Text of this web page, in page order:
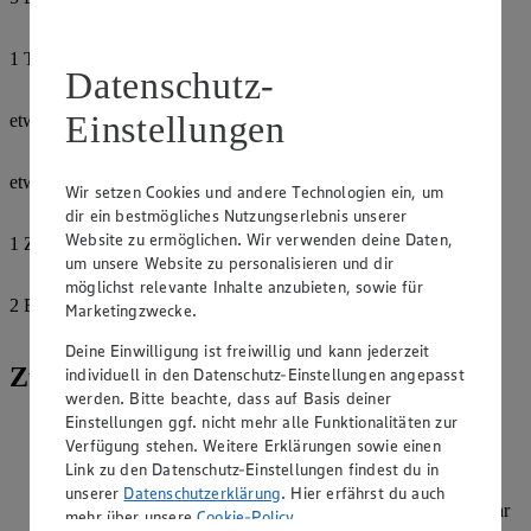
1 TL
Zucker
etwas
Salz
etwas
Pfeffer
1 Zehe
Knoblauch
2 EL
Zubereitung
Rote Bete schälen, in feine Scheiben hobeln und dann 10
Minuten in einer Mischung aus 3 EL Essig, Zucker, 1 Prise
Salz und 2 EL Wasser marinieren.
Chicoréeblätter abtrennen und halbieren. 40 g Walnüsse sehr
Datenschutz-
Einstellungen
Wir setzen Cookies und andere Technologien ein, um
dir ein bestmögliches Nutzungserlebnis unserer
Website zu ermöglichen. Wir verwenden deine Daten,
um unsere Website zu personalisieren und dir
möglichst relevante Inhalte anzubieten, sowie für
Marketingzwecke.
Deine Einwilligung ist freiwillig und kann jederzeit
individuell in den Datenschutz-Einstellungen angepasst
werden. Bitte beachte, dass auf Basis deiner
Einstellungen ggf. nicht mehr alle Funktionalitäten zur
Verfügung stehen. Weitere Erklärungen sowie einen
Link zu den Datenschutz-Einstellungen findest du in
unserer Datenschutzerklärung. Hier erfährst du auch
mehr über unsereCookie-Policy.